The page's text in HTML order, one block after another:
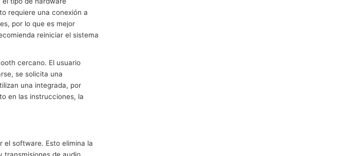
requiere una conexión a
por lo que es mejor
reiniciar el sistema
cercano. El usuario
se solicita una
una integrada, por
en las instrucciones, la
software. Esto elimina la